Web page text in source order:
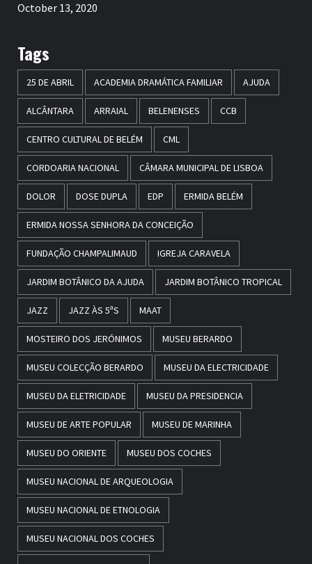
October 13, 2020
Tags
25 DE ABRIL ACADEMIA DRAMÁTICA FAMILIAR AJUDA
ALCÂNTARA ARRAIAL BELENENSES CCB
CENTRO CULTURAL DE BELÉM CML
CORDOARIA NACIONAL CÂMARA MUNICIPAL DE LISBOA
DOLOR DOSE DUPLA EDP ERMIDA BELÉM
ERMIDA NOSSA SENHORA DA CONCEIÇÃO
FUNDAÇÃO CHAMPALIMAUD IGREJA CARAVELA
JARDIM BOTÂNICO DA AJUDA JARDIM BOTÂNICO TROPICAL
JAZZ JAZZ ÀS 5ªS MAAT
MOSTEIRO DOS JERÓNIMOS MUSEU BERARDO
MUSEU COLECÇÃO BERARDO MUSEU DA ELECTRICIDADE
MUSEU DA ELETRICIDADE MUSEU DA PRESIDENCIA
MUSEU DE ARTE POPULAR MUSEU DE MARINHA
MUSEU DO ORIENTE MUSEU DOS COCHES
MUSEU NACIONAL DE ARQUEOLOGIA
MUSEU NACIONAL DE ETNOLOGIA
MUSEU NACIONAL DOS COCHES